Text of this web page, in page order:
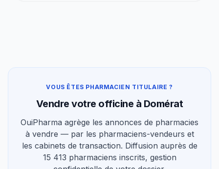
VOUS ÊTES PHARMACIEN TITULAIRE ?
Vendre votre officine à Domérat
OuiPharma agrège les annonces de pharmacies
à vendre — par les pharmaciens-vendeurs et
les cabinets de transaction. Diffusion auprès de
15 413 pharmaciens inscrits, gestion